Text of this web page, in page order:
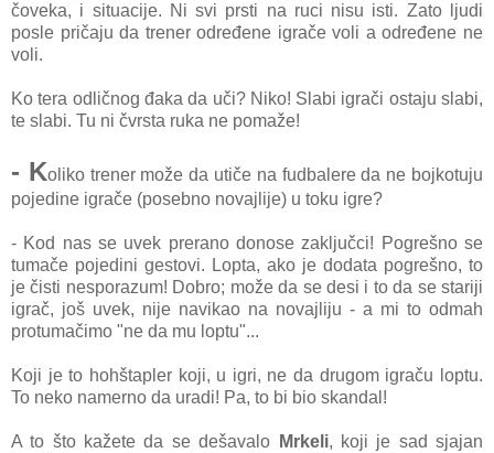
čoveka, i situacije. Ni svi prsti na ruci nisu isti. Zato ljudi
posle pričaju da trener određene igrače voli a određene ne
voli.
Ko tera odličnog đaka da uči? Niko! Slabi igrači ostaju slabi,
te slabi. Tu ni čvrsta ruka ne pomaže!
- Koliko trener može da utiče na fudbalere da ne bojkotuju
pojedine igrače (posebno novajlije) u toku igre?
- Kod nas se uvek prerano donose zaključci! Pogrešno se
tumače pojedini gestovi. Lopta, ako je dodata pogrešno, to
je čisti nesporazum! Dobro; može da se desi i to da se stariji
igrač, još uvek, nije navikao na novajliju - a mi to odmah
protumačimo "ne da mu loptu"...
Koji je to hohštapler koji, u igri, ne da drugom igraču loptu.
To neko namerno da uradi! Pa, to bi bio skandal!
A to što kažete da se dešavalo Mrkeli, koji je sad sjajan